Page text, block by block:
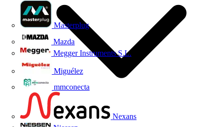
Masterplug
Mazda
Megger Instruments S.L.
Miguélez
mmconecta
Nexans